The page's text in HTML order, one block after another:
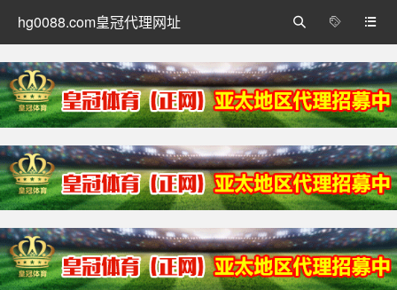
hg0088.com皇冠代理网址 

